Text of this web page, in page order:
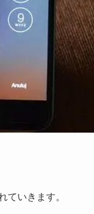
いきます。